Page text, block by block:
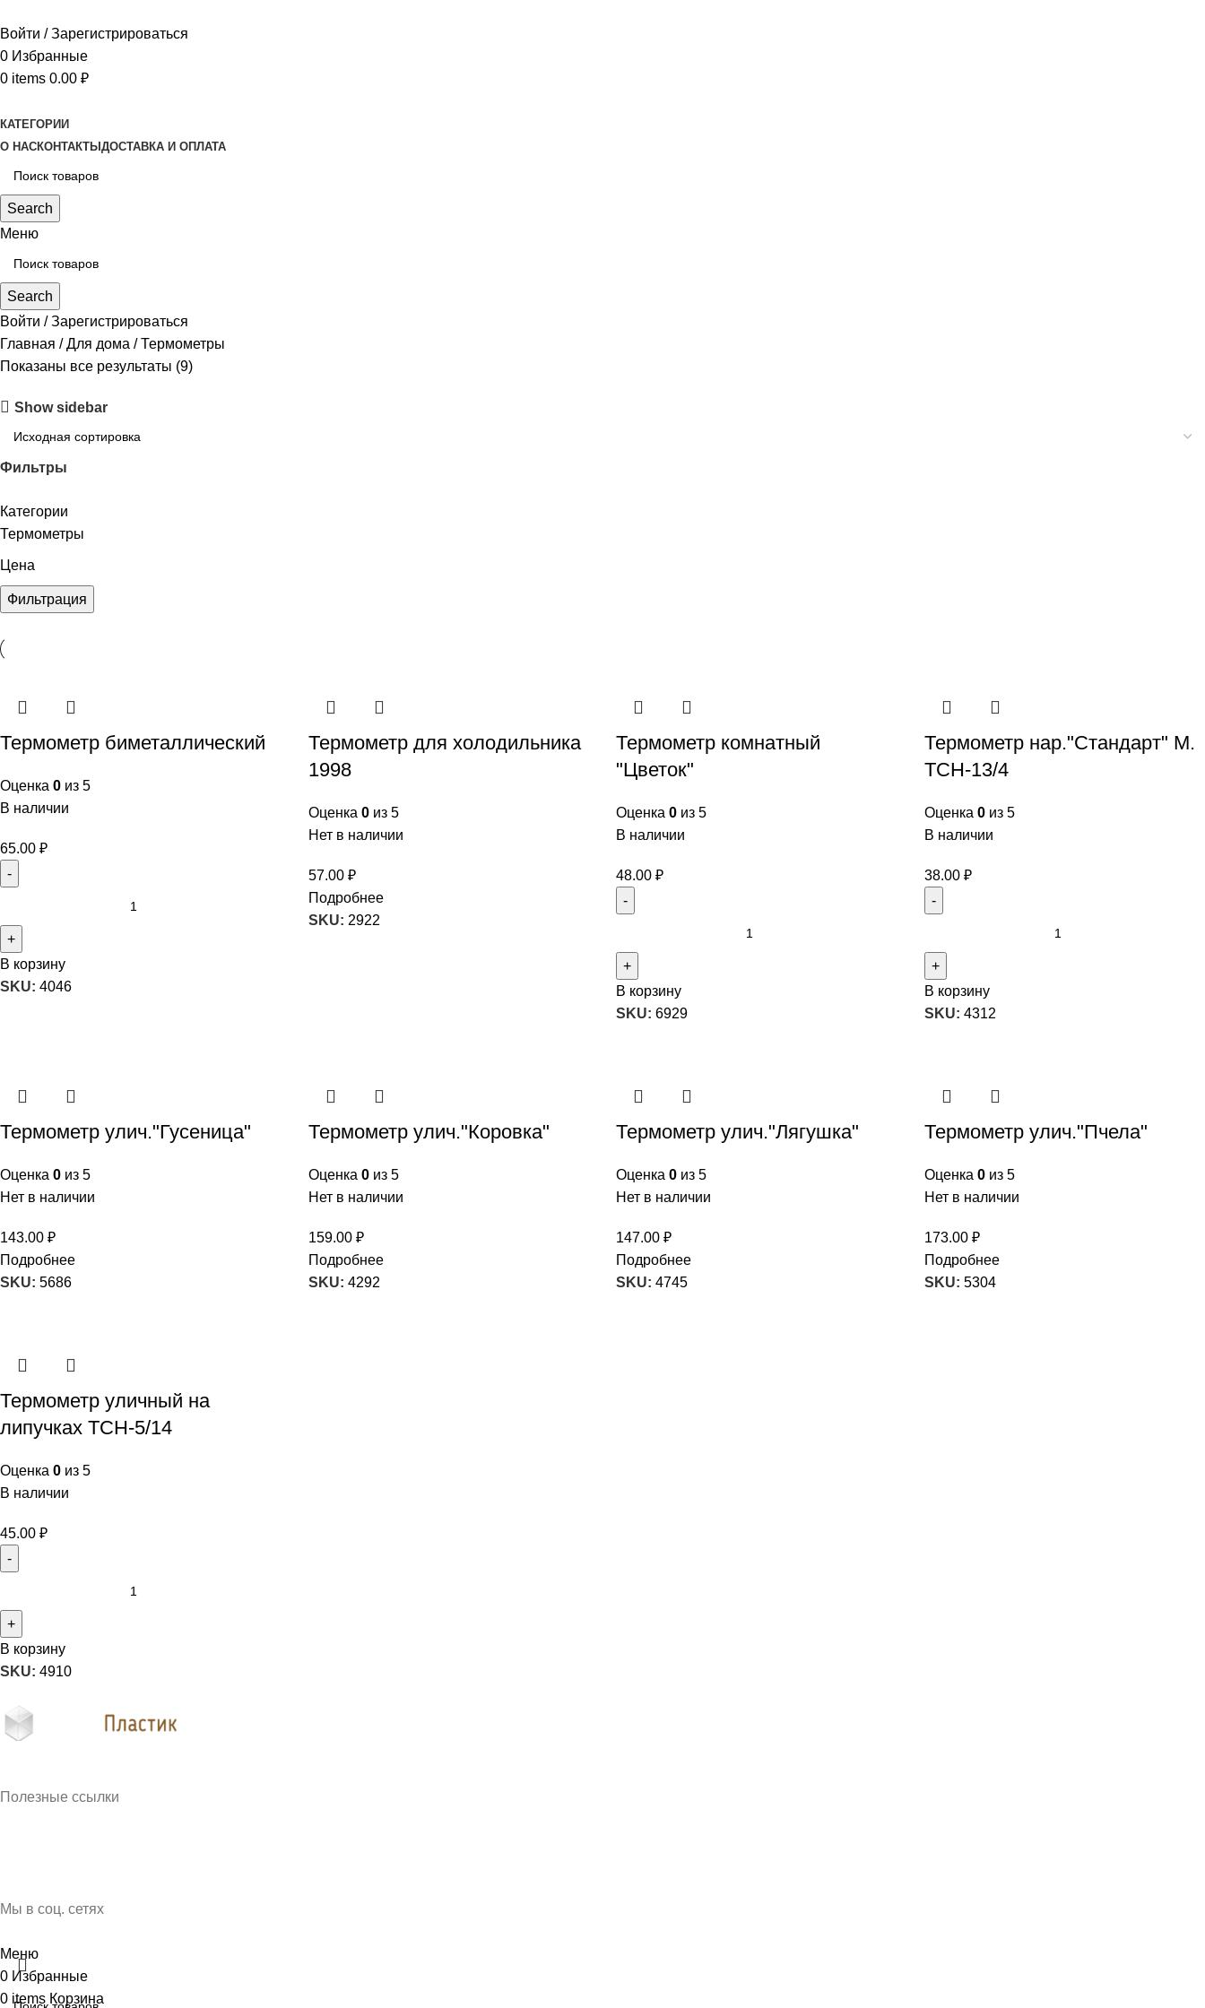
Войти / Зарегистрироваться
0 Избранные
0 items 0.00 ₽
КАТЕГОРИИ
О НАСКОНТАКТЫ ДОСТАВКА И ОПЛАТА
Search
Меню
Search
Войти / Зарегистрироваться
Главная
Для дома
Термометры
Показаны все результаты (9)
Show sidebar
Фильтры
Категории
Термометры
Цена
Фильтрация
Термометр биметаллический
Оценка 0 из 5
В наличии
65.00 ₽
В корзину
SKU: 4046
Термометр для холодильника
1998
Оценка 0из 5
Нет в наличии
57.00 ₽
Подробнее
SKU: 2922
Термометр комнатный
"Цветок"
Оценка 0 из 5
В наличии
48.00 ₽
В корзину
SKU: 6929
Термометр нар."Стандарт" М.
ТСН-13/4
Оценка 0из 5
В наличии
38.00 ₽
В корзину
SKU: 4312
Термометр улич."Гусеница"
Оценка 0 из 5
Нет в наличии
143.00 ₽
Подробнее
SKU: 5686
Термометр улич."Коровка"
Оценка 0из 5
Нет в наличии
159.00 ₽
Подробнее
SKU: 4292
Термометр улич."Лягушка"
Оценка 0 из 5
Нет в наличии
147.00 ₽
Подробнее
SKU: 4745
Термометр улич."Пчела"
Оценка 0из 5
Нет в наличии
173.00 ₽
Подробнее
SKU: 5304
Термометр уличный на
липучках ТСН-5/14
Оценка 0 из 5
В наличии
45.00 ₽
В корзину
SKU: 4910
Полезные ссылки
Мы в соц. сетях
Меню
0 Избранные
0 items Корзина